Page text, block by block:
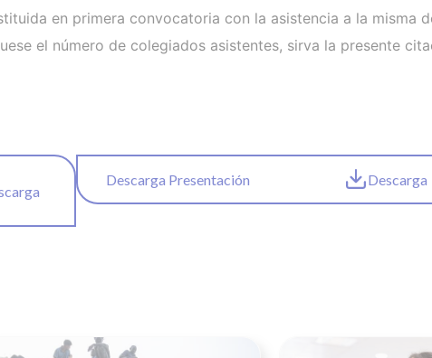
en primera convocatoria con la asistencia a la misma
el número de colegiados asistentes, sirva la presente
Descarga Presentación Descarga